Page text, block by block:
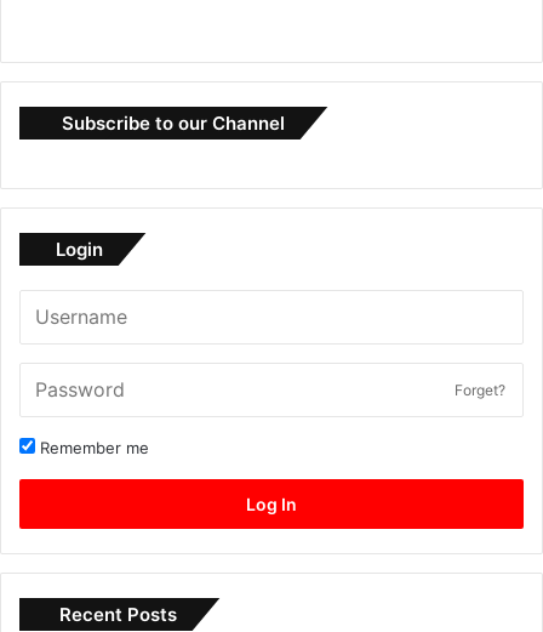
Subscribe to our Channel
Login
Forget?
Remember me
Log In
Recent Posts